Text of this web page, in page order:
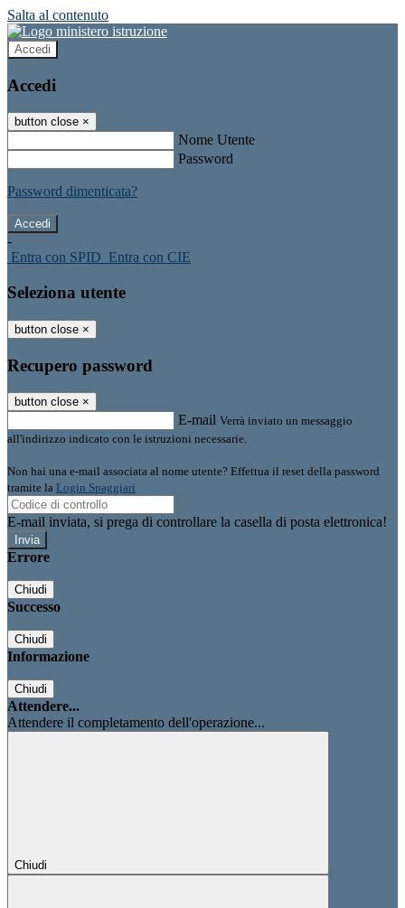
Salta al contenuto
Accedi
Accedi
button close ×
Nome Utente
Password
Password dimenticata?
-
Entra con SPID Entra con CIE
Seleziona utente
button close ×
Recupero password
button close ×
E-mail Verrà inviato un messaggio
all'indirizzo indicato con le istruzioni necessarie.
Non hai una e-mail associata al nome utente? Effettua il reset della password
tramite la Login Spaggiari
E-mail inviata, si prega di controllare la casella di posta elettronica!
Errore
Chiudi
Successo
Chiudi
Informazione
Chiudi
Attendere...
Attendere il completamento dell'operazione...
Chiudi